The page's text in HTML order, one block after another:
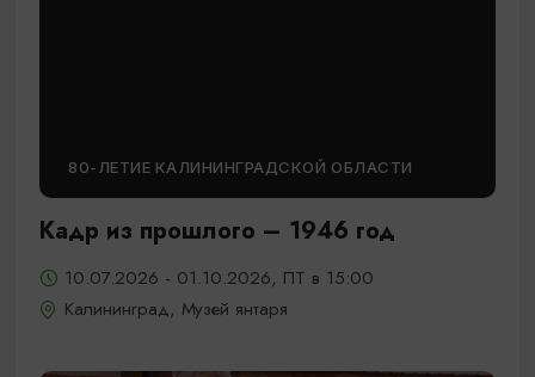
80-ЛЕТИЕ КАЛИНИНГРАДСКОЙ ОБЛАСТИ
Кадр из прошлого – 1946 год
10.07.2026 - 01.10.2026, ПТ в 15:00
Калининград, Музей янтаря